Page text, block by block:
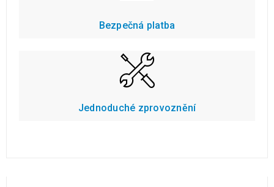
Bezpečná platba
Jednoduché zprovoznění